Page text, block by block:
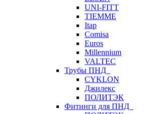
UNI-FITT
TIEMME
Itap
Comisa
Euros
Millennium
VALTEC
Трубы ПНД
CYKLON
Джилекс
ПОЛИТЭК
Фитинги для ПНД